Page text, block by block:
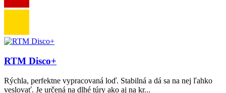
Obrázok
RTM Disco+
Rýchla, perfektne vypracovaná loď. Stabilná a dá sa na nej ľahko
veslovať. Je určená na dlhé túry ako aj na kr...